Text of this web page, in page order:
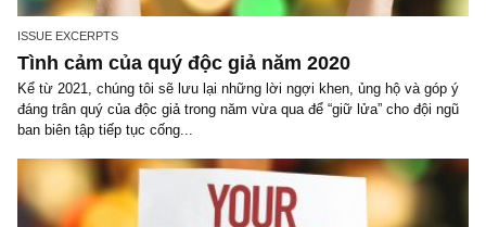
ISSUE EXCERPTS
Tình cảm của quý độc giả năm 2020
Kể từ 2021, chúng tôi sẽ lưu lại những lời ngợi khen, ủng hộ và
đáng trân quý của độc giả trong năm vừa qua để “giữ lửa” cho đội
ban biên tập tiếp tục cống...